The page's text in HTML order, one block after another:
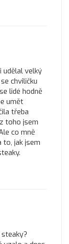
udělal velký
chviličku
lidé hodně
umět
třeba
toho jsem
co mně
to, jak jsem